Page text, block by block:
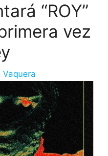
“ROY”
vez
Vaquera